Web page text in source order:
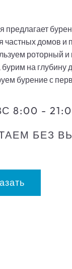
предлагает
частных домов
роторный
бурим на глубину
бурение с
8:00 -
БЕЗ